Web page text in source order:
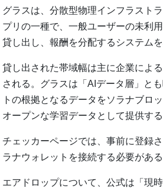
グラスは、分散型物理インフラスト
プリの一種で、一般ユーザーの未利
貸し出し、報酬を分配するシステムを
貸し出された帯域幅は主に企業によ
される。グラスは「AIデータ層」と
トの根拠となるデータをソラナブロ
オープンな学習データとして提供す
チェッカーページでは、事前に登録
ラナウォレットを接続する必要がある
エアドロップについて、公式は「現